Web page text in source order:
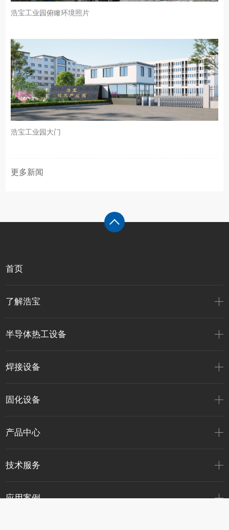
浩宝工业园俯瞰环境照片
浩宝工业园大门
更多新闻
首页
了解浩宝
半导体热工设备
焊接设备
固化设备
产品中心
技术服务
应用案例